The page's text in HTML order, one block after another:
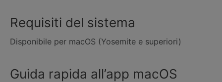
Requisiti del sistema
Disponibile per macOS (Yosemite e superiori)
Guida rapida all’app macOS